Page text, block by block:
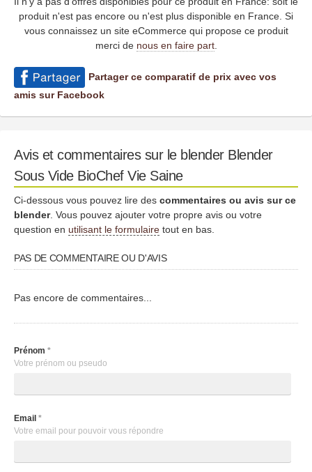
produit n'est pas encore ou n'est plus disponible en France. Si
vous connaissez un site eCommerce qui propose ce produit
merci de nous en faire part.
Partager ce comparatif de prix avec vos
amis sur Facebook
Avis et commentaires sur le blender Blender
Sous Vide BioChef Vie Saine
Ci-dessous vous pouvez lire des commentaires ou avis sur ce
blender. Vous pouvez ajouter votre propre avis ou votre
question en utilisant le formulaire tout en bas.
PAS DE COMMENTAIRE OU D'AVIS
Pas encore de commentaires...
Prénom *
Votre prénom ou pseudo
Email *
Votre email pour pouvoir vous répondre